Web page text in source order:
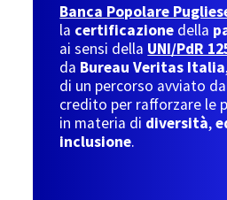
Banca Popolare
la certificazione della
ai sensi della UNI/PdR
da Bureau Veritas Italia
di un percorso avviato
credito per rafforzare le
in materia di diversità,
inclusione.